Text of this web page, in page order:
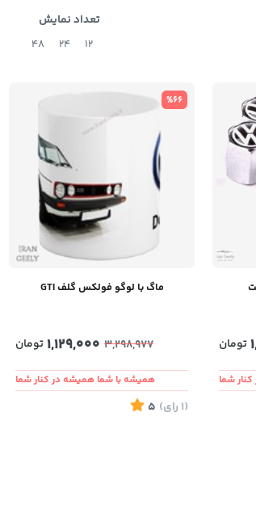
تعداد نمایش
12
24
48
تومان
شما
%66
ماگ با لوگو فولکس گلف GTI
3,298,977
1,129,000تومان
همیشه با شما همیشه در کنار شما
(1 رای)
5